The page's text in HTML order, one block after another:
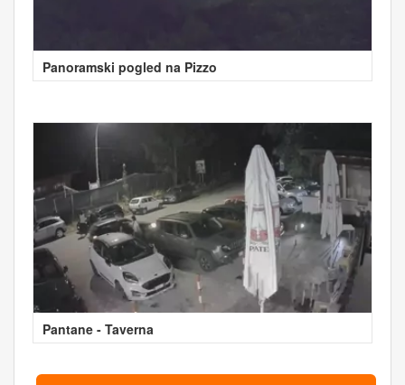
Panoramski pogled na Pizzo
Pantane - Taverna